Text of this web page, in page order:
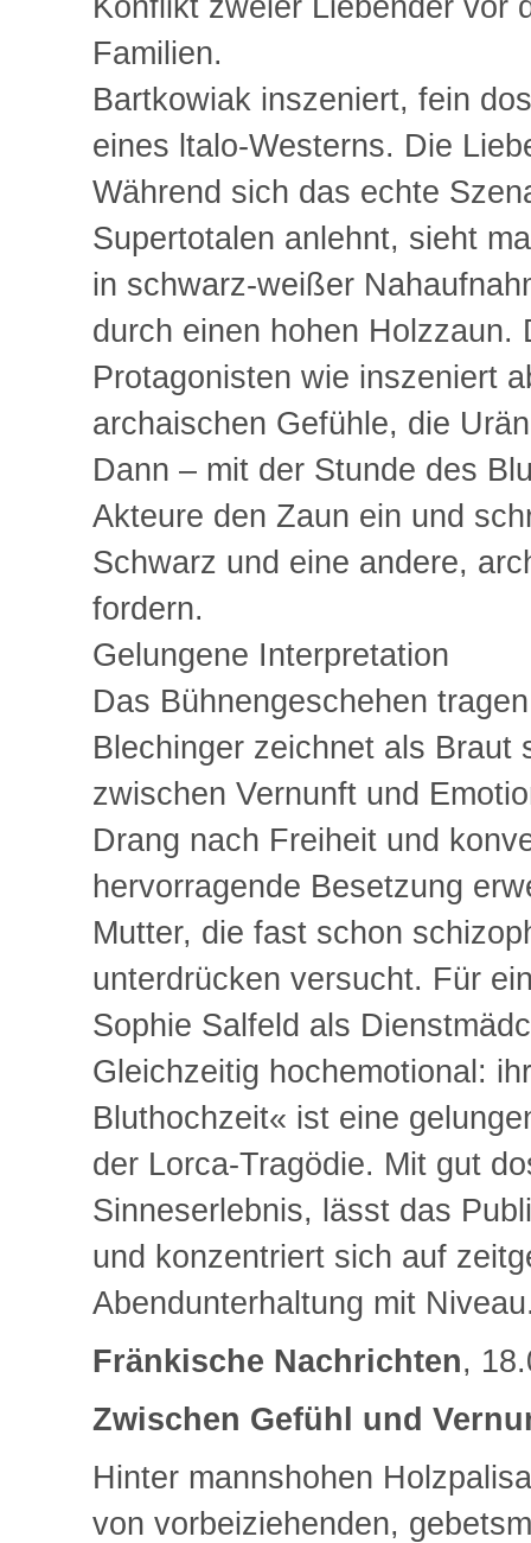
Konflikt zweier Liebender vor
Familien.
Bartkowiak inszeniert, fein
eines ltalo-Westerns. Die
Während sich das echte
Supertotalen anlehnt, sieht
in schwarz-weißer
durch einen hohen
Protagonisten wie inszeniert
archaischen Gefühle, die
Dann – mit der Stunde des
Akteure den Zaun ein und
Schwarz und eine andere,
fordern.
Gelungene Interpretation
Das Bühnengeschehen
Blechinger zeichnet als Braut
zwischen Vernunft und
Drang nach Freiheit und
hervorragende Besetzung
Mutter, die fast schon
unterdrücken versucht. Für
Sophie Salfeld als
Gleichzeitig hochemotional:
Bluthochzeit« ist eine
der Lorca-Tragödie. Mit gut
Sinneserlebnis, lässt das
und konzentriert sich auf
Abendunterhaltung mit
Fränkische Nachrichten,
Zwischen Gefühl und
Hinter mannshohen
von vorbeiziehenden,